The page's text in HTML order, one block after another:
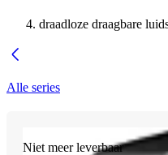
draadloze draagbare
Alle series
Niet meer leverbaar